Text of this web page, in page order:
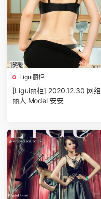
Ligui丽柜
[Ligui丽柜] 2020.12.30 网络
丽人 Model 安安